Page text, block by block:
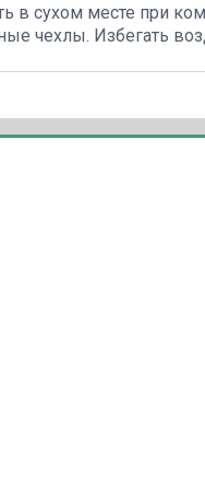
в сухом месте при
чехлы. Избегать